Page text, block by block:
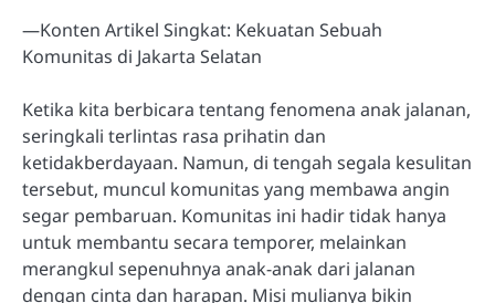
—Konten Artikel Singkat: Kekuatan Sebuah
Komunitas di Jakarta Selatan
Ketika kita berbicara tentang fenomena anak jalanan,
seringkali terlintas rasa prihatin dan
ketidakberdayaan. Namun, di tengah segala kesulitan
tersebut, muncul komunitas yang membawa angin
segar pembaruan. Komunitas ini hadir tidak hanya
untuk membantu secara temporer, melainkan
merangkul sepenuhnya anak-anak dari jalanan
dengan cinta dan harapan. Misi mulianya bikin